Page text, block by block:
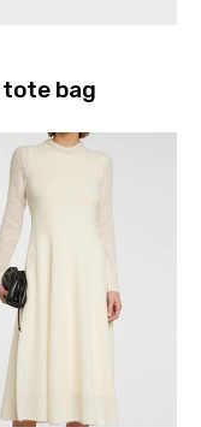
tote bag